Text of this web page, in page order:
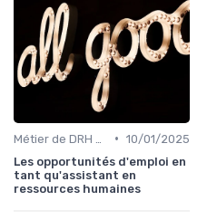
• 10/01/2025
Les opportunités d'emploi en
tant qu'assistant en
ressources humaines